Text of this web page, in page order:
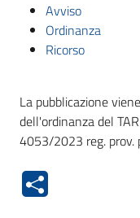
Avviso
Ordinanza
Ricorso
La pubblicazione
dell'ordinanza del
4053/2023 reg. prov.